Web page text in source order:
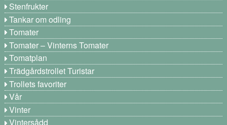
Stenfrukter
Tankar om odling
Tomater
Tomater – Vinterns Tomater
Tomatplan
Trädgårdstrollet Turistar
Trollets favoriter
Vår
Vinter
Vintersådd